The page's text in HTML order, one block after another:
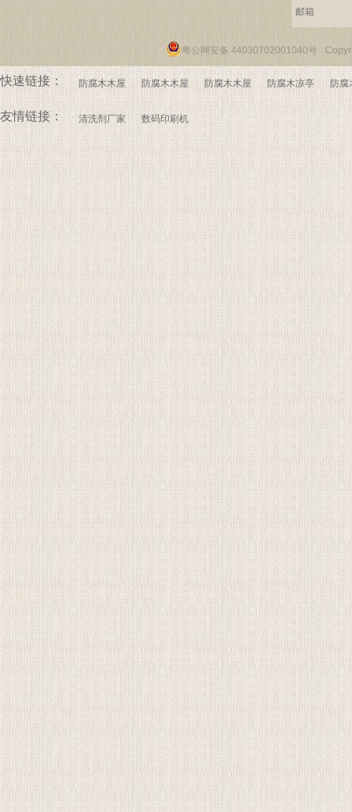
粤公网安备 44030702001040号
快速链接： 防腐木木屋 防腐木木屋 防腐木木屋 防腐木凉亭 防腐
友情链接： 清洗剂厂家 数码印刷机